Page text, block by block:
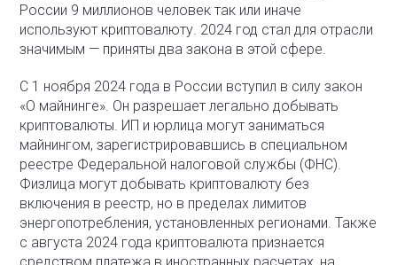
России 9 миллионов человек так или иначе
используют криптовалюту. 2024 год стал для отрасли
значимым — приняты два закона в этой сфере.
С 1 ноября 2024 года в России вступил в силу закон
«О майнинге». Он разрешает легально добывать
криптовалюты. ИП и юрлица могут заниматься
майнингом, зарегистрировавшись в специальном
реестре Федеральной налоговой службы (ФНС).
Физлица могут добывать криптовалюту без
включения в реестр, но в пределах лимитов
энергопотребления, установленных регионами. Также
с августа 2024 года криптовалюта признается